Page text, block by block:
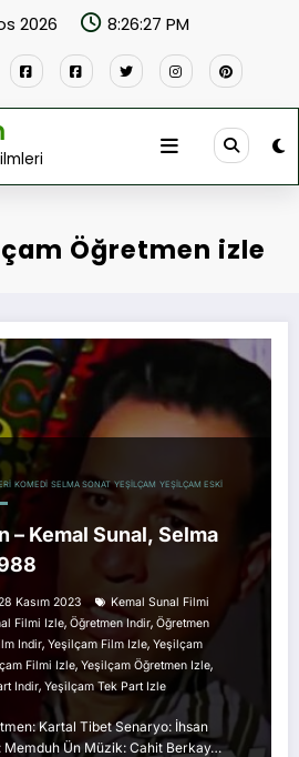
2026 8:26:27 PM
Öğretmen izle
KOMEDI SELMA SONAT YEŞILÇAM YEŞILÇAM ESKI
– Kemal Sunal, Selma
Kasım 2023
Kemal Sunal Filmi
Filmi Izle, Öğretmen Indir, Öğretmen
Indir, Yeşilçam Film Izle, Yeşilçam
Filmi Izle, Yeşilçam Öğretmen Izle,
Indir, Yeşilçam Tek Part Izle
Kartal Tibet Senaryo: İhsan
Memduh Ün Müzik: Cahit Berkay…